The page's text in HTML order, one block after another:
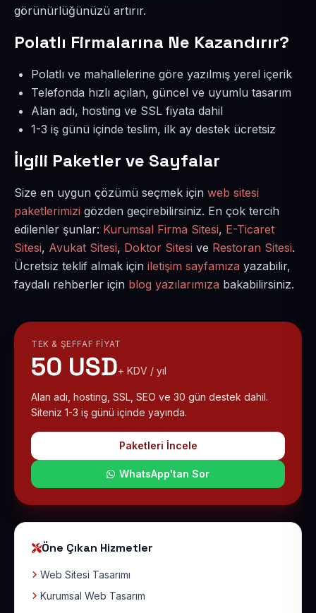
görünürlüğünüzü artırır.
Polatlı Firmalarına Ne Kazandırır?
Polatlı ve mahallelerine göre yazılmış yerel içerik
Telefonda hızlı açılan, güncel ve uyumlu tasarım
Alan adı, hosting ve SSL fiyata dahil
1-3 iş günü içinde teslim, ilk ay destek ücretsiz
İlgili Paketler ve Sayfalar
Size en uygun çözümü seçmek için web sitesi
paketlerimizi gözden geçirebilirsiniz. En çok tercih
edilenler şunlar: Kurumsal Firma Sitesi, E-Ticaret
Sitesi, Avukat Sitesi, Doktor Sitesi ve Restoran Sitesi.
Ücretsiz teklif almak için iletişim sayfamıza yazabilir,
faydalı rehberler için blog yazılarımıza bakabilirsiniz.
TEK & ŞEFFAF FIYAT
50 USD+ KDV / yıl
Alan adı, hosting, SSL, SEO ve 30 gün destek dahil.
Siteniz 1-3 iş günü içinde yayında.
Paketleri İncele
WhatsApp'tan Sor
Öne Çıkan Hizmetler
Web Sitesi Tasarımı
Kurumsal Web Tasarım